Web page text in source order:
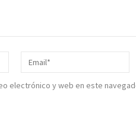
electrónico y web en este